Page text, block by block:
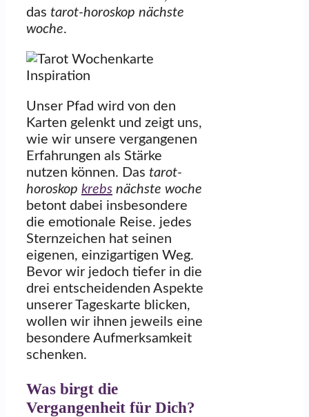
das tarot-horoskop nächste
woche.
Unser Pfad wird von den
Karten gelenkt und zeigt uns,
wie wir unsere vergangenen
Erfahrungen als Stärke
nutzen können. Das tarot-
horoskop krebs nächste woche
betont dabei insbesondere
die emotionale Reise. jedes
Sternzeichen hat seinen
eigenen, einzigartigen Weg.
Bevor wir jedoch tiefer in die
drei entscheidenden Aspekte
unserer Tageskarte blicken,
wollen wir ihnen jeweils eine
besondere Aufmerksamkeit
schenken.
Was birgt die
Vergangenheit für Dich?